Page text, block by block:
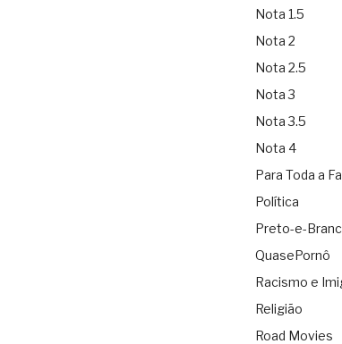
Nota 1.5
Nota 2
Nota 2.5
Nota 3
Nota 3.5
Nota 4
Para Toda a
Política
Preto-e-
QuasePornô
Racismo e
Religião
Road Movies